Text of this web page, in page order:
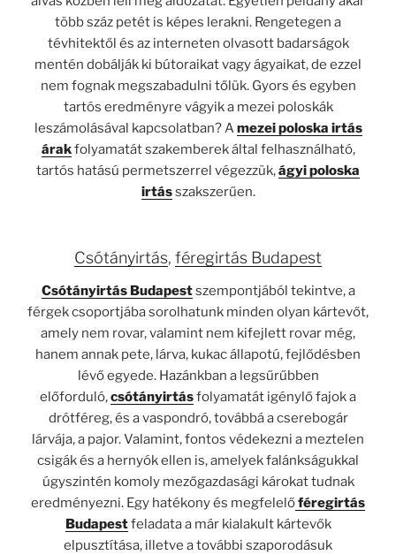
több száz petét is képes lerakni. Rengetegen a
tévhitektől és az interneten olvasott badarságok
mentén dobálják ki bútoraikat vagy ágyaikat, de ezzel
nem fognak megszabadulni tőlük. Gyors és egyben
tartós eredményre vágyik a mezei poloskák
leszámolásával kapcsolatban? Amezei poloska irtás
árakfolyamatát szakemberek által felhasználható,
tartós hatású permetszerrel végezzük,ágyi poloska
irtásszakszerűen.
Csótányirtás, féregirtás Budapest
Csótányirtás Budapestszempontjából tekintve, a
férgek csoportjába sorolhatunk minden olyan kártevőt,
amely nem rovar, valamint nem kifejlett rovar még,
hanem annak pete, lárva, kukac állapotú, fejlődésben
lévő egyede. Hazánkban a legsűrűbben
előforduló,csótányirtásfolyamatát igénylő fajok a
drótféreg, és a vaspondró, továbbá a cserebogár
lárvája, a pajor. Valamint, fontos védekezni a meztelen
csigák és a hernyók ellen is, amelyek falánkságukkal
úgyszintén komoly mezőgazdasági károkat tudnak
eredményezni. Egy hatékony és megfelelőféregirtás
Budapestfeladata a már kialakult kártevők
elpusztítása, illetve a további szaporodásuk